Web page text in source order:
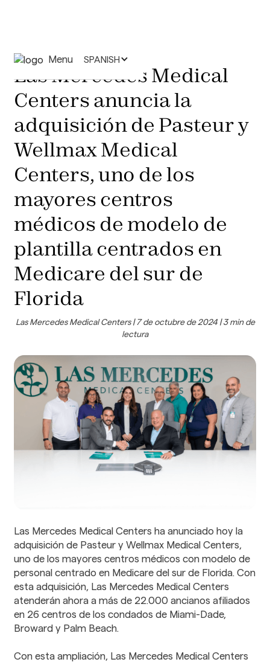
Menu SPANISH
Las Mercedes Medical
Centers anuncia la
adquisición de Pasteur y
Wellmax Medical
Centers, uno de los
mayores centros
médicos de modelo de
plantilla centrados en
Medicare del sur de
Florida
Las Mercedes Medical Centers | 7 de octubre de 2024 | 3 min de
lectura
Las Mercedes Medical Centers ha anunciado hoy la
adquisición de Pasteur y Wellmax Medical Centers,
uno de los mayores centros médicos con modelo de
personal centrado en Medicare del sur de Florida. Con
esta adquisición, Las Mercedes Medical Centers
atenderán ahora a más de 22.000 ancianos afiliados
en 26 centros de los condados de Miami-Dade,
Broward y Palm Beach.
Con esta ampliación, Las Mercedes Medical Centers